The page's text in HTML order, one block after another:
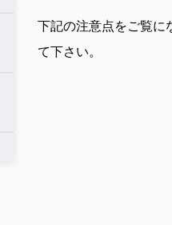
下記の注意点をご覧に
て下さい。